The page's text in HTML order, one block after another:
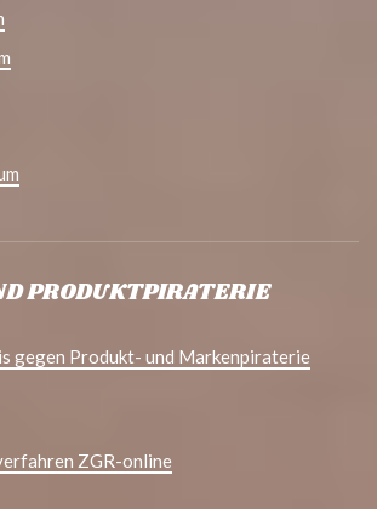
PRODUKTPIRATERIE
gegen Produkt- und Markenpiraterie
ZGR-online